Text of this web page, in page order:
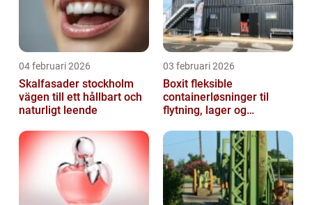
04 februari 2026
Skalfasader stockholm
vägen till ett hållbart och
naturligt leende
03 februari 2026
Boxit fleksible
containerløsninger til
flytning, lager og